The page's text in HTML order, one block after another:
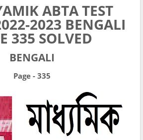
ABTA TEST
2023 BENGALI
335 SOLVED
BENGALI
Page - 335